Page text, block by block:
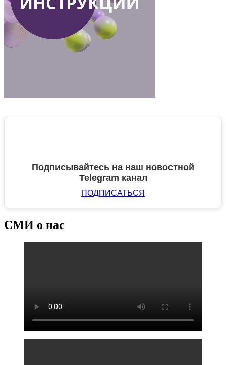
Подписывайтесь на наш новостной
Telegram канал
ПОДПИСАТЬСЯ
СМИ о нас